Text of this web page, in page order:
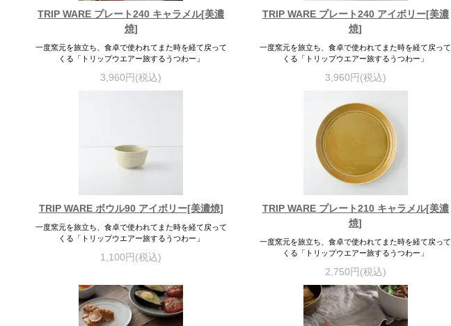
TRIP WARE プレート240 キャラメル[美濃
焼]
一度窯元を旅立ち、食卓で使われてまた時を経て戻って
くる「トリップウエアー旅するうつわー」
3,960円(税込)
TRIP WARE プレート240 アイボリー[美濃
焼]
一度窯元を旅立ち、食卓で使われてまた時を経て戻って
くる「トリップウエアー旅するうつわー」
3,960円(税込)
TRIP WARE ボウル90 アイボリー[美濃焼]
一度窯元を旅立ち、食卓で使われてまた時を経て戻って
くる「トリップウエアー旅するうつわー」
1,100円(税込)
TRIP WARE プレート210 キャラメル[美濃
焼]
一度窯元を旅立ち、食卓で使われてまた時を経て戻って
くる「トリップウエアー旅するうつわー」
2,750円(税込)